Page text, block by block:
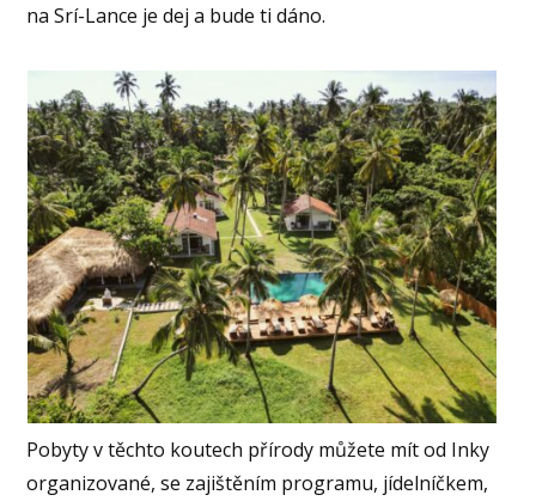
na Srí-Lance je dej a bude ti dáno.
Pobyty v těchto koutech přírody můžete mít od Inky
organizované, se zajištěním programu, jídelníčkem,